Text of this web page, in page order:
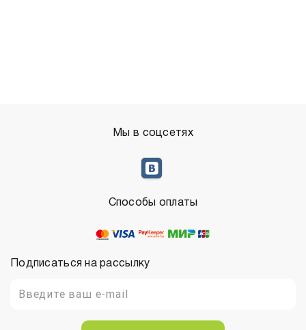
Мы в соцсетях
Подписаться на рассылку
Способы оплаты